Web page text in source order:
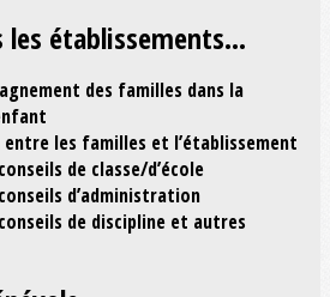
les établissements…
des familles dans la
les familles et l’établissement
de classe/d’école
d’administration
de discipline et autres